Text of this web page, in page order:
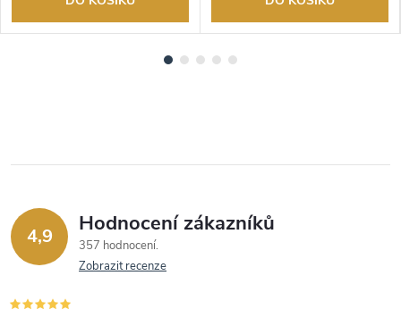
4,9 Hodnocení zákazníků
357 hodnocení
Zobrazit recenze